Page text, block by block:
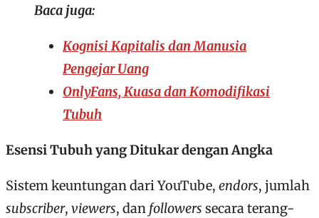
Baca juga:
Kognisi Kapitalis dan Manusia
Pengejar Uang
OnlyFans, Kuasa dan Komodifikasi
Tubuh
Esensi Tubuh yang Ditukar dengan Angka
Sistem keuntungan dari YouTube, endors, jumlah
subscriber, viewers, dan followers secara terang-